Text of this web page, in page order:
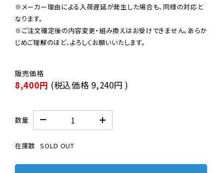
※メーカー理由による入荷遅延が発生した場合も、同様の対応と
なります。
※ご注文確定後の内容変更・組み換えはお受けできません。あらか
じめご理解のほど、よろしくお願いいたします。
8,400円 (税込価格 9,240円 )
数量
在庫数 SOLD OUT